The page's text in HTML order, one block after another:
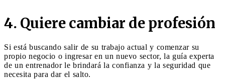
4. Quiere cambiar de profesión
Si está buscando salir de su trabajo actual y comenzar su
propio negocio o ingresar en un nuevo sector, la guía experta
de un entrenador le brindará la confianza y la seguridad que
necesita para dar el salto.